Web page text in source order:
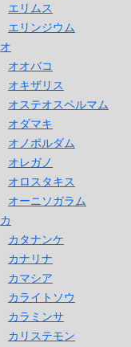
エリムス
エリンジウム
オ
オオバコ
オキザリス
オステオスペルマム
オダマキ
オノポルダム
オレガノ
オロスタキス
オーニソガラム
カ
カタナンケ
カナリナ
カマシア
カライトソウ
カラミンサ
カリステモン